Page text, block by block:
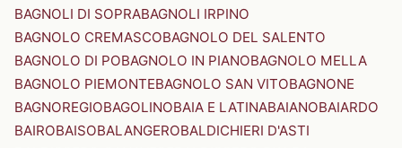
BAGNOLI DI SOPRABAGNOLI IRPINO
BAGNOLO CREMASCOBAGNOLO DEL SALENTO
BAGNOLO DI POBAGNOLO IN PIANOBAGNOLO MELLA
BAGNOLO PIEMONTEBAGNOLO SAN VITOBAGNONE
BAGNOREGIOBAGOLINOBAIA E LATINABAIANOBAIARDO
BAIROBAISOBALANGEROBALDICHIERI D'ASTI